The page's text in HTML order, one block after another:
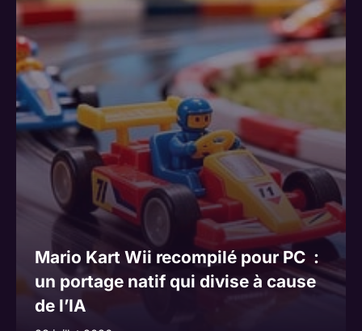
t
i
v
e
:
Mario Kart Wii recompilé pour PC :
un portage natif qui divise à cause
de l’IA